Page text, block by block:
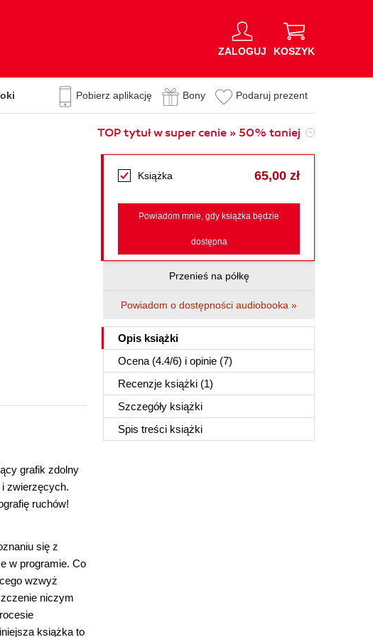
ZALOGUJ KOSZYK
Pobierz aplikację Bony Podaruj prezent
TOP tytuł w super cenie » 50% taniej
Książka 65,00 zł
Powiadom mnie, gdy książka będzie
dostępna
Przenieś na półkę
Powiadom o dostępności audiobooka »
Opis książki
Ocena (4.4/6) i opinie (7)
Recenzje książki (1)
Szczegóły książki
Spis treści książki
grafik zdolny
zwierzęcych.
ruchów!
się z
w programie. Co
wzwyż
niczym
książka to